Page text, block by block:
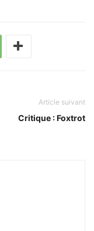
Article suivant
Critique : Foxtrot